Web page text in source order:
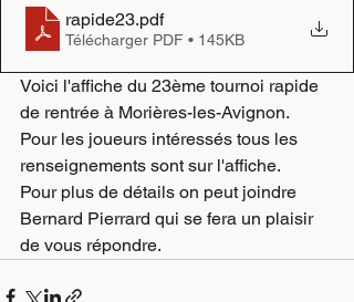
rapide23.pdf
Télécharger PDF • 145KB
Voici l'affiche du 23ème tournoi rapide
de rentrée à Morières-les-Avignon.
Pour les joueurs intéressés tous les
renseignements sont sur l'affiche.
Pour plus de détails on peut joindre
Bernard Pierrard qui se fera un plaisir
de vous répondre.